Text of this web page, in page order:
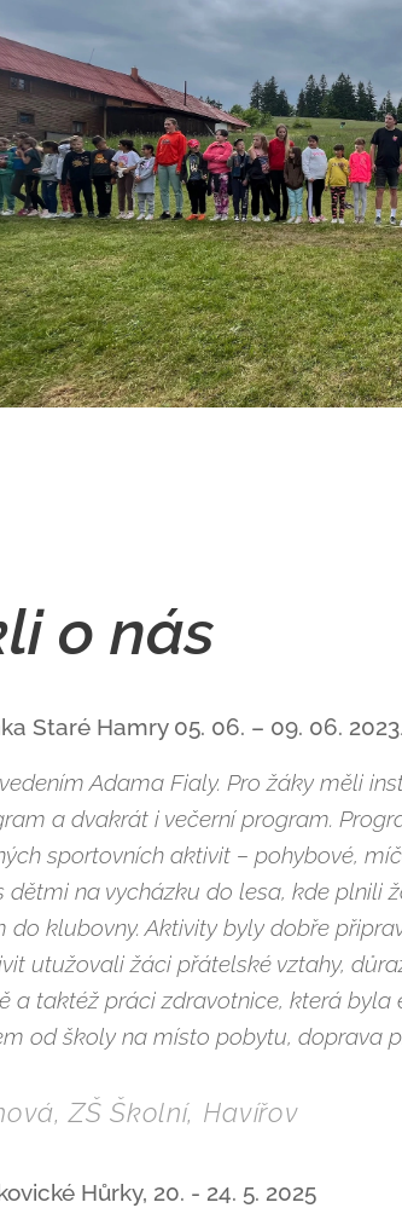
o nás
Staré Hamry 05. 06. – 09. 06. 2023.
Adama Fialy. Pro žáky měli
a dvakrát i večerní program.
sportovních aktivit – pohybové,
na vycházku do lesa, kde plnili
klubovny. Aktivity byly dobře
utužovali žáci přátelské vztahy,
taktéž práci zdravotnice, která byla
od školy na místo pobytu, doprava
ZŠ Školní, Havířov
Hůrky, 20. - 24. 5. 2025